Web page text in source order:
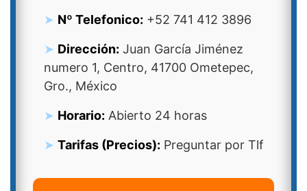
Nº Telefonico: +52 741 412 3896
Dirección: Juan García Jiménez
numero 1, Centro, 41700 Ometepec,
Gro., México
Horario: Abierto 24 horas
Tarifas (Precios): Preguntar por Tlf